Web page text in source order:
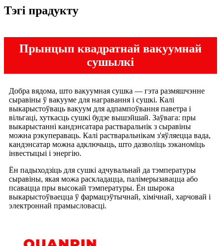
Тэгі прадукту
Прынцып квадратнай вакуумнай
сушылкі
Добра вядома, што вакуумная сушка — гэта размяшчэнне
сыравіны ў вакууме для награвання і сушкі. Калі
выкарыстоўваць вакуум для адпампоўвання паветра і
вільгаці, хуткасць сушкі будзе вышэйшай. Заўвага: пры
выкарыстанні кандэнсатара растваральнік з сыравіны
можна рэкупераваць. Калі растваральнікам з'яўляецца вада,
кандэнсатар можна адключыць, што дазволіць зэканоміць
інвестыцыі і энергію.
Ён падыходзіць для сушкі адчувальнай да тэмпературы
сыравіны, якая можа раскладацца, палімерызавацца або
псавацца пры высокай тэмпературы. Ён шырока
выкарыстоўваецца ў фармацэўтычнай, хімічнай, харчовай і
электроннай прамысловасці.